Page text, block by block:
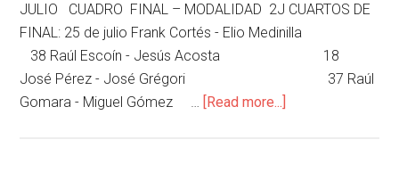
JULIO CUADRO FINAL – MODALIDAD 2J CUARTOS DE
FINAL: 25 de julio Frank Cortés - Elio Medinilla
38 Raúl Escoín - Jesús Acosta 18
José Pérez - José Grégori 37 Raúl
Gomara - Miguel Gómez … [Read more...]